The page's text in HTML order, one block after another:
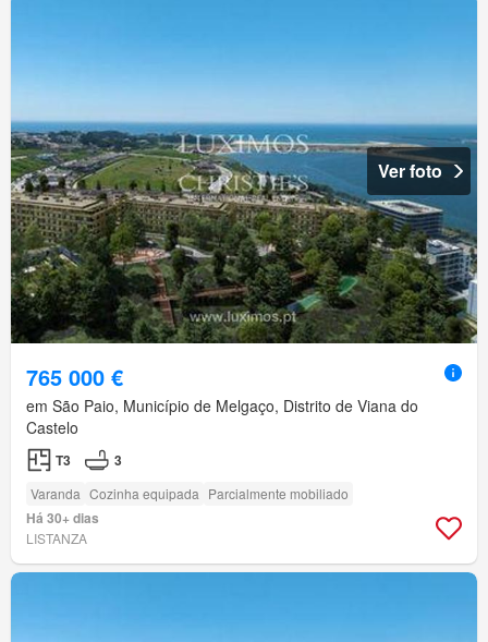
Ver foto
765 000 €
em São Paio, Município de Melgaço, Distrito de Viana do
Castelo
T3 3
Varanda Cozinha equipada Parcialmente mobiliado
Há 30+ dias
LISTANZA